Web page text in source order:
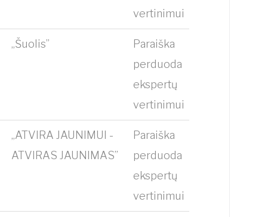
vertinimui
„Šuolis”
Paraiška
perduoda
ekspertų
vertinimui
„ATVIRA JAUNIMUI -
ATVIRAS JAUNIMAS”
Paraiška
perduoda
ekspertų
vertinimui